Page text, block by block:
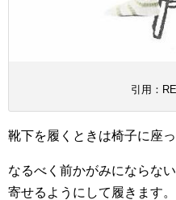
引用：
靴下を履くときは椅子に座
なるべく前かがみにならな
寄せるようにして履きます